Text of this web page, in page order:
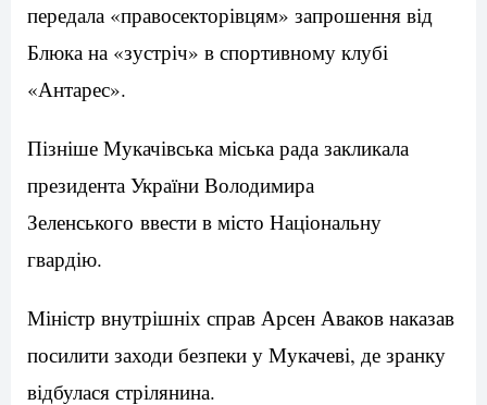
передала «правосекторівцям» запрошення від
Блюка на «зустріч» в спортивному клубі
«Антарес».
Пізніше Мукачівська міська рада закликала
президента України Володимира
Зеленського ввести в місто Національну
гвардію.
Міністр внутрішніх справ Арсен Аваков наказав
посилити заходи безпеки у Мукачеві, де зранку
відбулася стрілянина.